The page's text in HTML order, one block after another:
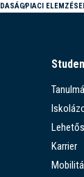
PIACI
Karrier